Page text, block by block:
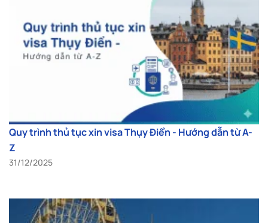
Quy trình thủ tục xin visa Thụy Điển - Hướng dẫn từ A-
Z
31/12/2025